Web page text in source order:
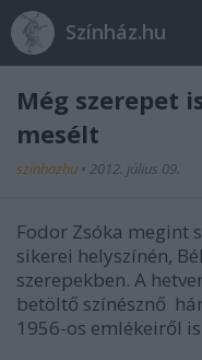
Színház.hu
Még szerepet
mesélt
szinhazhu • 2012. július 09.
Fodor Zsóka megint
sikerei helyszínén,
szerepekben. A
betöltő színésznő
1956-os emlékeiről